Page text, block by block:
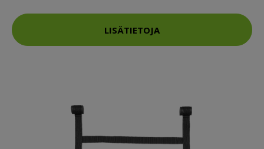
LISÄTIETOJA